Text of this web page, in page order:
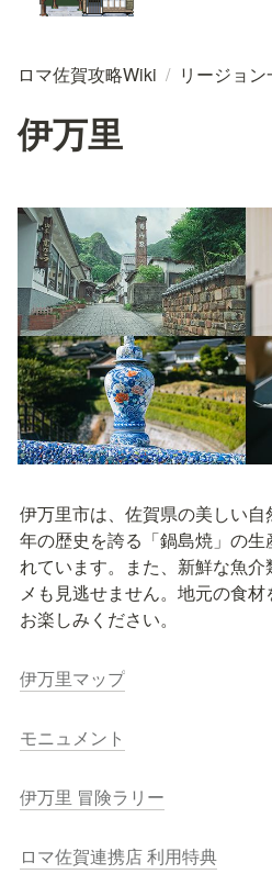
ロマ佐賀攻略Wiki / リージョン
伊万里
伊万里市は、佐賀県の美しい
年の歴史を誇る「鍋島焼」の
れています。また、新鮮な魚
メも見逃せません。地元の食
お楽しみください。
伊万里マップ
モニュメント
伊万里 冒険ラリー
ロマ佐賀連携店 利用特典